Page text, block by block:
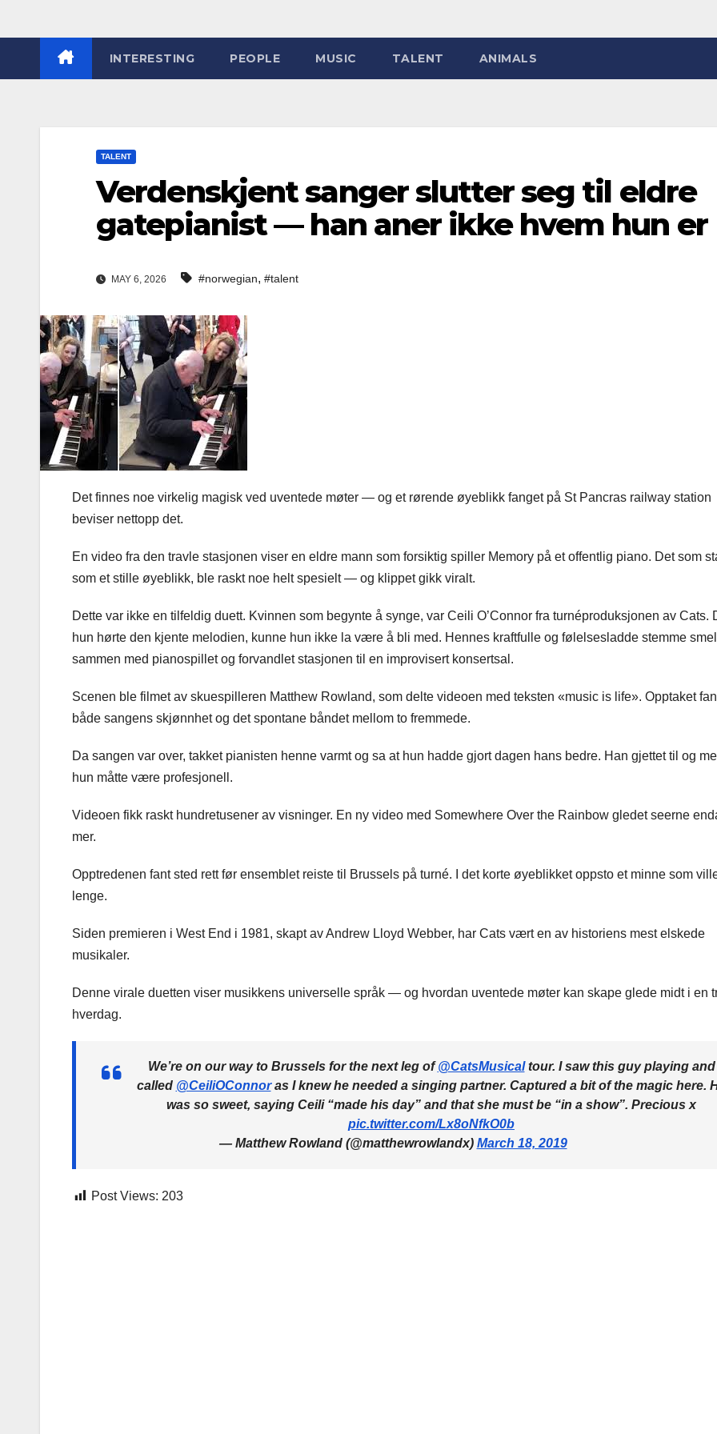
INTERESTING PEOPLE MUSIC TALENT ANIMALS
TALENT
Verdenskjent sanger slutter seg til eldre
gatepianist — han aner ikke hvem hun er
MAY 6, 2026 #norwegian, #talent
Det finnes noe virkelig magisk ved uventede møter — og et rørende øyeblikk fanget på St Pancras railway station
beviser nettopp det.
En video fra den travle stasjonen viser en eldre mann som forsiktig spiller Memory på et offentlig piano. Det som
som et stille øyeblikk, ble raskt noe helt spesielt — og klippet gikk viralt.
Dette var ikke en tilfeldig duett. Kvinnen som begynte å synge, var Ceili O’Connor fra turnéproduksjonen av Cats.
hun hørte den kjente melodien, kunne hun ikke la være å bli med. Hennes kraftfulle og følelsesladde stemme
sammen med pianospillet og forvandlet stasjonen til en improvisert konsertsal.
Scenen ble filmet av skuespilleren Matthew Rowland, som delte videoen med teksten «music is life». Opptaket
både sangens skjønnhet og det spontane båndet mellom to fremmede.
Da sangen var over, takket pianisten henne varmt og sa at hun hadde gjort dagen hans bedre. Han gjettet til og
hun måtte være profesjonell.
Videoen fikk raskt hundretusener av visninger. En ny video med Somewhere Over the Rainbow gledet seerne
mer.
Opptredenen fant sted rett før ensemblet reiste til Brussels på turné. I det korte øyeblikket oppsto et minne som
lenge.
Siden premieren i West End i 1981, skapt av Andrew Lloyd Webber, har Cats vært en av historiens mest elskede
musikaler.
Denne virale duetten viser musikkens universelle språk — og hvordan uventede møter kan skape glede midt i en
hverdag.
We’re on our way to Brussels for the next leg of@CatsMusicaltour. I saw this guy playing and
called @CeiliOConnoras I knew he needed a singing partner. Captured a bit of the magic here.
was so sweet, saying Ceili “made his day” and that she must be “in a show”. Precious x
pic.twitter.com/Lx8oNfkO0b
— Matthew Rowland (@matthewrowlandx) March 18, 2019
Post Views: 203